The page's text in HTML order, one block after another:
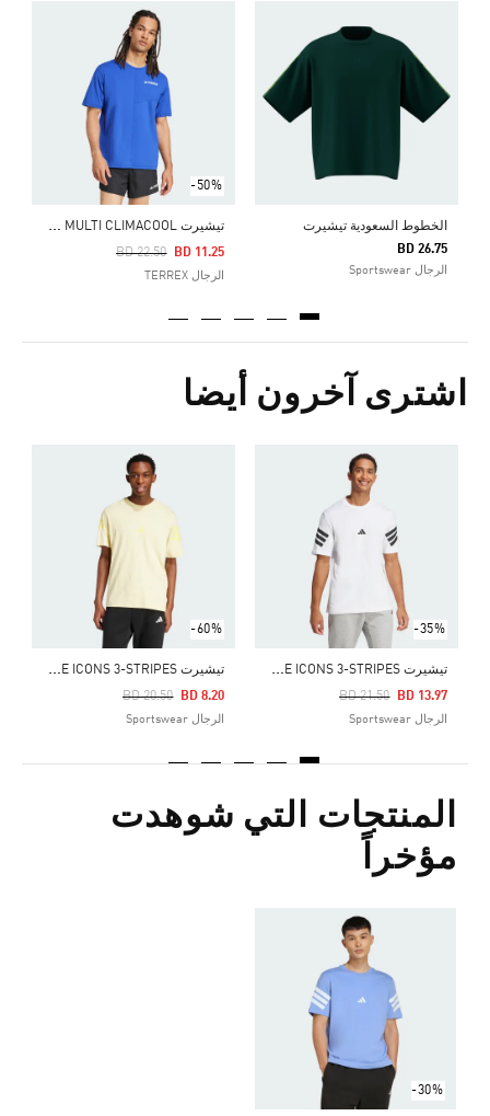
الخطوط السعودية تيشيرت
BD 26.75
الرجال Sportswear
-50%
ت
يشيرت TERREX MULTI CLIMACOOL
Price Reduced From
BD 22.50
To BD 11.25
الرجال TERREX
اشترى آخرون أيضا
-35%
ت
يشيرت FUTURE ICONS 3-STRIPES
Price Reduced From
BD 21.50
To BD 13.97
الرجال Sportswear
-60%
ت
يشيرت FUTURE ICONS 3-STRIPES
Price Reduced From
BD 20.50
To BD 8.20
الرجال Sportswear
Price Reduced From
المنتجات التي شوهدت
مؤخراً
-30%